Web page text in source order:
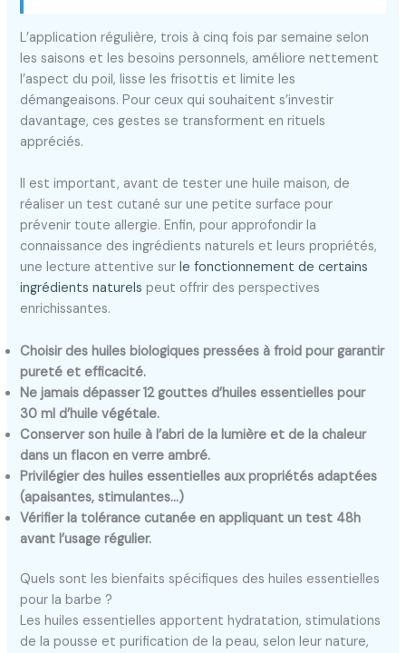
L’application régulière, trois à cinq fois par semaine selon
les saisons et les besoins personnels, améliore nettement
l’aspect du poil, lisse les frisottis et limite les
démangeaisons. Pour ceux qui souhaitent s’investir
davantage, ces gestes se transforment en rituels
appréciés.
Il est important, avant de tester une huile maison, de
réaliser un test cutané sur une petite surface pour
prévenir toute allergie. Enfin, pour approfondir la
connaissance des ingrédients naturels et leurs propriétés,
une lecture attentive surle fonctionnement de certains
ingrédients naturels peut offrir des perspectives
enrichissantes.
Choisir des huiles biologiques pressées à froid pour garantir
pureté et efficacité.
Ne jamais dépasser 12 gouttes d’huiles essentielles pour
30 ml d’huile végétale.
Conserver son huile à l’abri de la lumière et de la chaleur
dans un flacon en verre ambré.
Privilégier des huiles essentielles aux propriétés adaptées
(apaisantes, stimulantes…)
Vérifier la tolérance cutanée en appliquant un test 48h
avant l’usage régulier.
Quels sont les bienfaits spécifiques des huiles essentielles
pour la barbe ?
Les huiles essentielles apportent hydratation, stimulations
de la pousse et purification de la peau, selon leur nature,